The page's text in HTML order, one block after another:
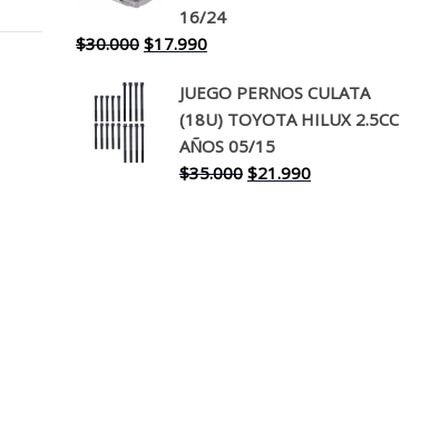
16/24
$30.000 El
original
era:
$30.000.
$17.990El
actual
es:
$17.990.
JUEGO PERNOS CULATA
(18U) TOYOTA HILUX 2.5CC
AÑOS 05/15
$35.000 El
$21.990El